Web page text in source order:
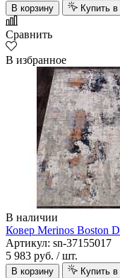
В корзину Купить
Сравнить
В избранное
В наличии
Ковер Merinos Boston
Артикул: sn-37155017
5 983 руб. / шт.
В корзину Купить